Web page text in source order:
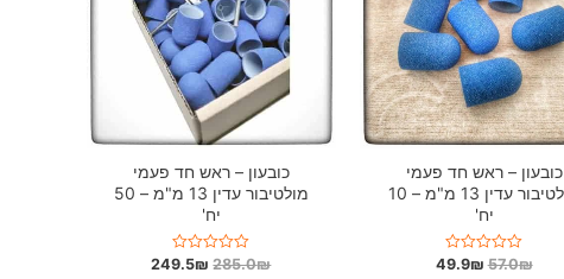
כובעון – ראש חד פעמי
מולטיבור עדין 13 מ"מ – 10
יח'
ד57.0₪
49.9₪
כובעון – ראש חד פעמי
מולטיבור עדין 13 מ"מ – 50
יח'
ד
285.0₪
249.5₪